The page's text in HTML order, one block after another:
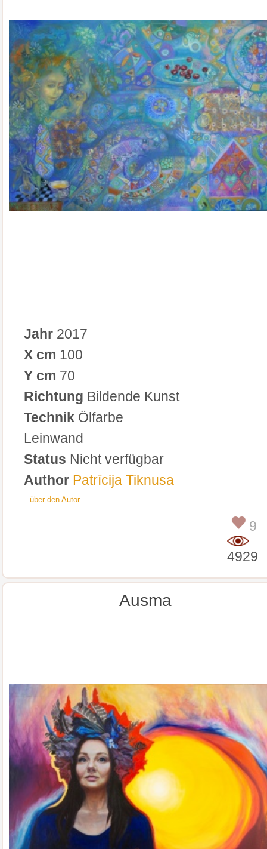
Jahr 2017
X cm 100
Y cm 70
Richtung Bildende Kunst
Technik Ölfarbe
Leinwand
Status Nicht verfügbar
Author Patrīcija Tiknusa
über den Autor
9
4929
Ausma